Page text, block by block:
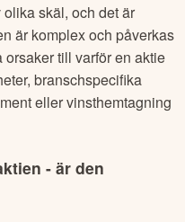
skäl, och det är
är komplex och påverkas
till varför en aktie
branschspecifika
eller vinsthemtagning
- är den